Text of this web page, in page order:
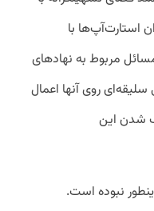
استارت‌آپ‌ها با
مربوط به نهادهای
روی آنها اعمال
شدن این
نبوده است.